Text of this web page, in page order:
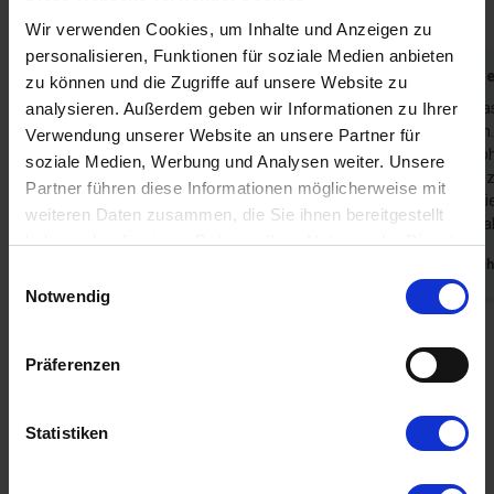
Wir verwenden Cookies, um Inhalte und Anzeigen zu
personalisieren, Funktionen für soziale Medien anbieten
zu können und die Zugriffe auf unsere Website zu
analysieren. Außerdem geben wir Informationen zu Ihrer
Verwendung unserer Website an unsere Partner für
soziale Medien, Werbung und Analysen weiter. Unsere
Partner führen diese Informationen möglicherweise mit
weiteren Daten zusammen, die Sie ihnen bereitgestellt
haben oder die sie im Rahmen Ihrer Nutzung der Dienste
Cookies, wenn Sie unsere Webseite weiterhin nutzen.
Notwendig
Präferenzen
Statistiken
Hans-Jürgen Krenzer
Juli 2026
Haus liegt in ruhiger Sackgasse
Deutschland
Gast aus
Alles da,
Stufe in
Zuwegung
Stellen